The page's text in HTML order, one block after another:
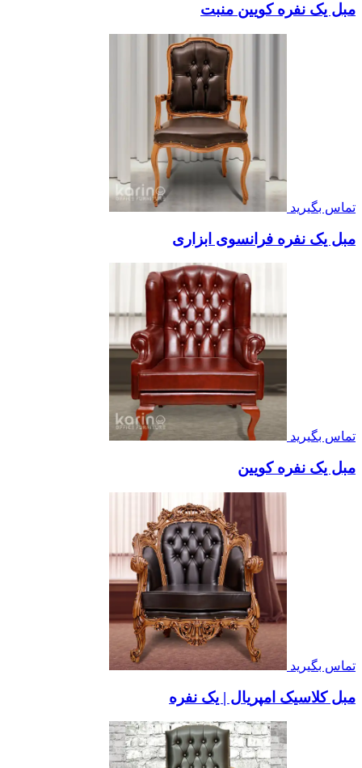
مبل یک نفره کویین منبت
تماس بگیرید
مبل یک نفره فرانسوی ابزاری
تماس بگیرید
مبل یک نفره کویین
تماس بگیرید
مبل کلاسیک امپریال | یک نفره